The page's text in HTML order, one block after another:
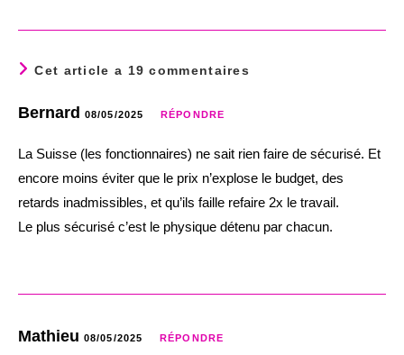
Cet article a 19 commentaires
Bernard 08/05/2025 RÉPONDRE
La Suisse (les fonctionnaires) ne sait rien faire de sécurisé. Et
encore moins éviter que le prix n’explose le budget, des
retards inadmissibles, et qu’ils faille refaire 2x le travail.
Le plus sécurisé c’est le physique détenu par chacun.
Mathieu 08/05/2025 RÉPONDRE